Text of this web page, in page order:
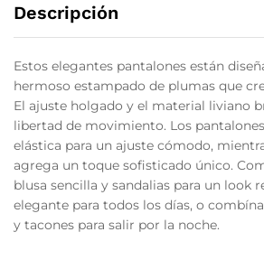
Descripción
Estos elegantes pantalones están
hermoso estampado de plumas que
El ajuste holgado y el material liviano
libertad de movimiento. Los
elástica para un ajuste cómodo,
agrega un toque sofisticado único.
blusa sencilla y sandalias para un look
elegante para todos los días, o
y tacones para salir por la noche.